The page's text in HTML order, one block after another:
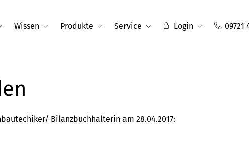
Wissen Produkte Service Login 09721
Bilanzbuchhalterin am 28.04.2017: